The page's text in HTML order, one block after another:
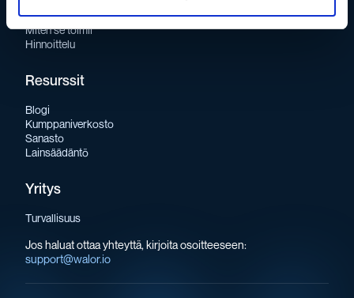
Miten se toimii
Hinnoittelu
Resurssit
Blogi
Kumppaniverkosto
Sanasto
Lainsäädäntö
Yritys
Turvallisuus
Jos haluat ottaa yhteyttä, kirjoita osoitteeseen:
support@walor.io